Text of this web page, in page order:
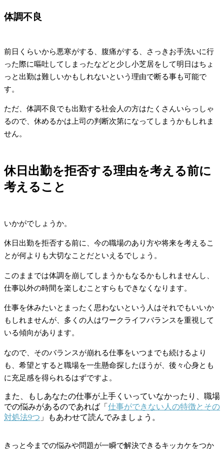
体調不良
前日くらいから悪寒がする、腹痛がする、さっきお手洗いに行
った際に嘔吐してしまったなどと少し小芝居をして明日はちょ
っと出勤は難しいかもしれないという理由で断る事も可能で
す。
ただ、体調不良でも出勤する社会人の方はたくさんいらっしゃ
るので、休めるかは上司の判断次第になってしまうかもしれま
せん。
休日出勤を拒否する理由を考える前に
考えること
いかがでしょうか。
休日出勤を拒否する前に、今の職場のあり方や将来を考えるこ
とが何よりも大切なことだといえるでしょう。
このままでは体調を崩してしまうかもなるかもしれませんし、
仕事以外の時間を楽しむことすらもできなくなります。
仕事を休みたいとまったく思わないという人はそれでもいいか
もしれませんが、多くの人はワークライフバランスを重視して
いる傾向があります。
なので、そのバランスが崩れる仕事をいつまでも続けるより
も、希望とすると職場を一生懸命探したほうが、後々心身とも
に充足感を得られるはずですよ。
また、もしあなたの仕事が上手くいっていなかったり、職場
での悩みがあるのであれば「 仕事ができない人の特徴とその
対処法9つ 」もあわせて読んでみましょう。
きっと今までの悩みや問題が一瞬で解決できるキッカケをつか